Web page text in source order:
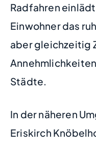
Radfahren
Einwohner das
aber gleichzeitig
Städte.
In der näheren
Eriskirch